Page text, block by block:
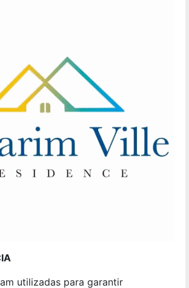
utilizadas para garantir